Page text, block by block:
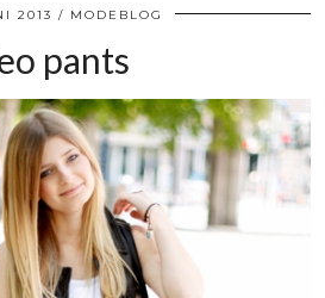
2013 MODEBLOG
pants